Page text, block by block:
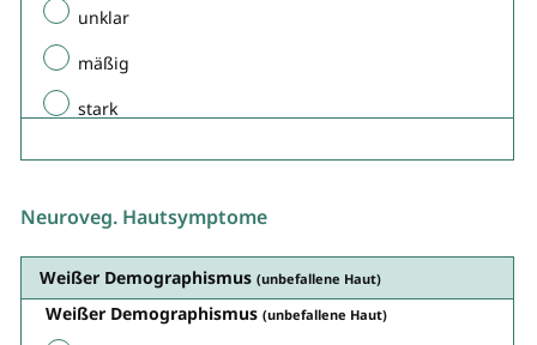
unklar
mäßig
stark
Neuroveg. Hautsymptome
Weißer Demographismus (unbefallene Haut)
Weißer Demographismus (unbefallene Haut)